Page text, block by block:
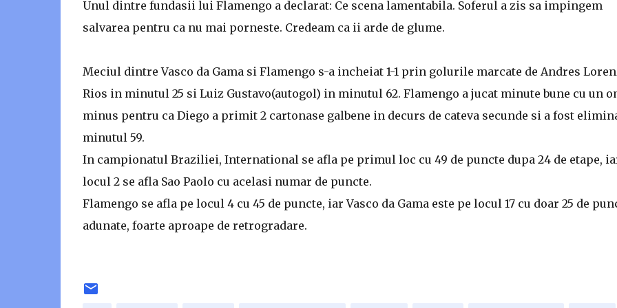
Unul dintre fundasii lui Flamengo a declarat: Ce scena lamentabila. Soferul a zis sa impingem
salvarea pentru ca nu mai porneste. Credeam ca ii arde de glume.
Meciul dintre Vasco da Gama si Flamengo s-a incheiat 1-1 prin golurile marcate de Andres
Rios in minutul 25 si Luiz Gustavo(autogol) in minutul 62. Flamengo a jucat minute bune cu un
minus pentru ca Diego a primit 2 cartonase galbene in decurs de cateva secunde si a fost
minutul 59.
In campionatul Braziliei, International se afla pe primul loc cu 49 de puncte dupa 24 de etape,
locul 2 se afla Sao Paolo cu acelasi numar de puncte.
Flamengo se afla pe locul 4 cu 45 de puncte, iar Vasco da Gama este pe locul 17 cu doar 25 de
adunate, foarte aproape de retrogradare.